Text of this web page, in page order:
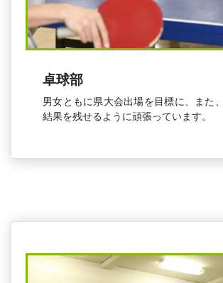
卓球部
男女ともに県大会出場を目標に、また
結果を残せるように頑張っています。